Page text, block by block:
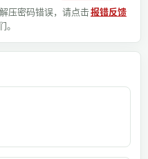
压密码错误，请点击报错反馈
。